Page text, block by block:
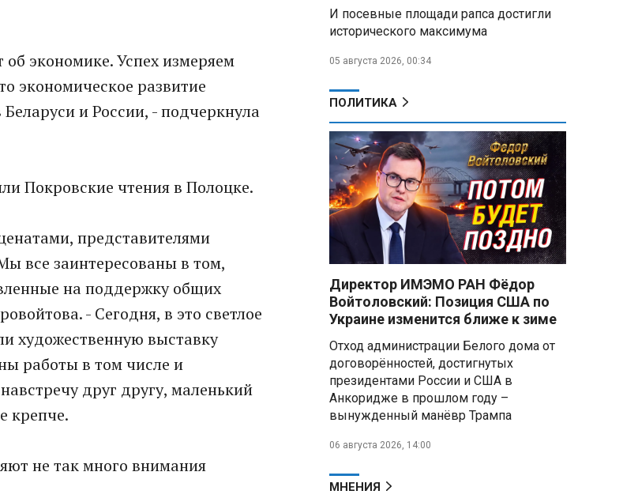
экономике. Успех измеряем
экономическое развитие
и России, - подчеркнула
Покровские чтения в Полоцке.
представителями
все заинтересованы в том,
на поддержку общих
- Сегодня, в это светлое
художественную выставку
работы в том числе и
друг другу, маленький
крепче.
не так много внимания
И посевные площади рапса достигли
исторического максимума
05 августа 2026, 00:34
ПОЛИТИКА
Директор ИМЭМО РАН Фёдор
Войтоловский: Позиция США по
Украине изменится ближе к зиме
Отход администрации Белого дома от
договорённостей, достигнутых
президентами России и США в
Анкоридже в прошлом году –
вынужденный манёвр Трампа
06 августа 2026, 14:00
МНЕНИЯ